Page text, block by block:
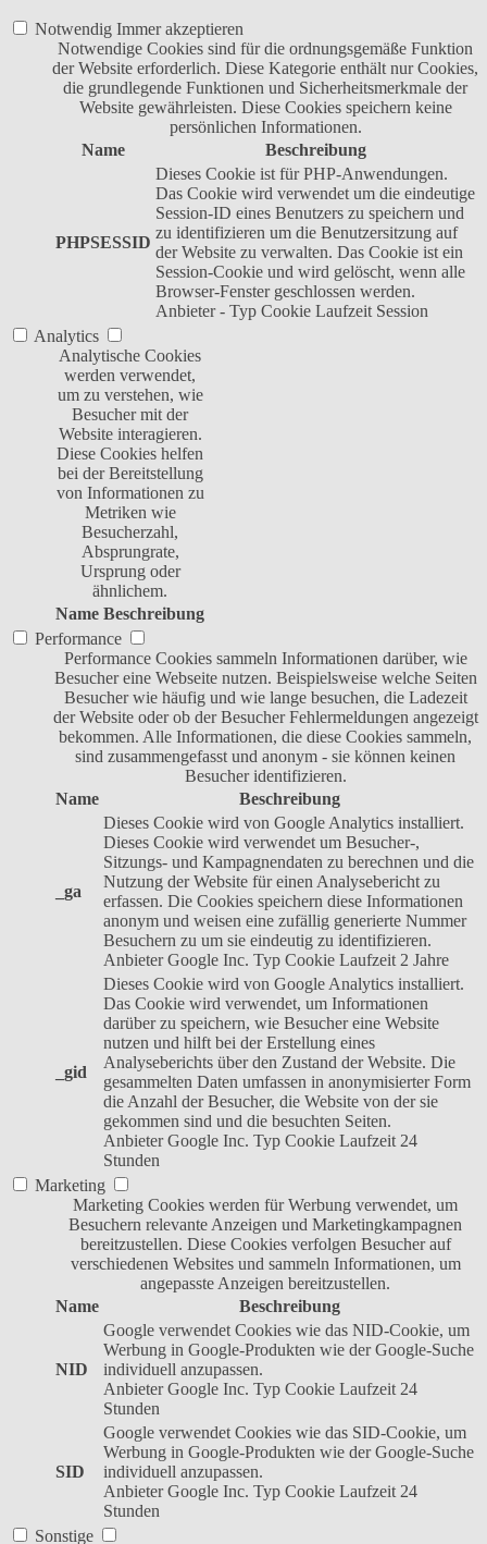
Notwendig Immer akzeptieren
Notwendige Cookies sind für die ordnungsgemäße Funktion
der Website erforderlich. Diese Kategorie enthält nur Cookies,
die grundlegende Funktionen und Sicherheitsmerkmale der
Website gewährleisten. Diese Cookies speichern keine
persönlichen Informationen.
Name
Beschreibung
PHPSESSID
Dieses Cookie ist für PHP-Anwendungen.
Das Cookie wird verwendet um die eindeutige
Session-ID eines Benutzers zu speichern und
zu identifizieren um die Benutzersitzung auf
der Website zu verwalten. Das Cookie ist ein
Session-Cookie und wird gelöscht, wenn alle
Browser-Fenster geschlossen werden.
Anbieter - Typ Cookie Laufzeit Session
Analytics
Analytische Cookies
werden verwendet,
um zu verstehen, wie
Besucher mit der
Website interagieren.
Diese Cookies helfen
bei der Bereitstellung
von Informationen zu
Metriken wie
Besucherzahl,
Absprungrate,
Ursprung oder
ähnlichem.
Name Beschreibung
Performance
Performance Cookies sammeln Informationen darüber, wie
Besucher eine Webseite nutzen. Beispielsweise welche Seiten
Besucher wie häufig und wie lange besuchen, die Ladezeit
der Website oder ob der Besucher Fehlermeldungen angezeigt
bekommen. Alle Informationen, die diese Cookies sammeln,
sind zusammengefasst und anonym - sie können keinen
Besucher identifizieren.
Name
Beschreibung
_ga
Dieses Cookie wird von Google Analytics installiert.
Dieses Cookie wird verwendet um Besucher-,
Sitzungs- und Kampagnendaten zu berechnen und die
Nutzung der Website für einen Analysebericht zu
erfassen. Die Cookies speichern diese Informationen
anonym und weisen eine zufällig generierte Nummer
Besuchern zu um sie eindeutig zu identifizieren.
Anbieter Google Inc. Typ Cookie Laufzeit 2 Jahre
_gid
Dieses Cookie wird von Google Analytics installiert.
Das Cookie wird verwendet, um Informationen
darüber zu speichern, wie Besucher eine Website
nutzen und hilft bei der Erstellung eines
Analyseberichts über den Zustand der Website. Die
gesammelten Daten umfassen in anonymisierter Form
die Anzahl der Besucher, die Website von der sie
gekommen sind und die besuchten Seiten.
Anbieter Google Inc. Typ Cookie Laufzeit 24
Stunden
Marketing
Marketing Cookies werden für Werbung verwendet, um
Besuchern relevante Anzeigen und Marketingkampagnen
bereitzustellen. Diese Cookies verfolgen Besucher auf
verschiedenen Websites und sammeln Informationen, um
angepasste Anzeigen bereitzustellen.
Name
Beschreibung
NID
Google verwendet Cookies wie das NID-Cookie, um
Werbung in Google-Produkten wie der Google-Suche
individuell anzupassen.
Anbieter Google Inc. Typ Cookie Laufzeit 24
Stunden
SID
Google verwendet Cookies wie das SID-Cookie, um
Werbung in Google-Produkten wie der Google-Suche
individuell anzupassen.
Anbieter Google Inc. Typ Cookie Laufzeit 24
Stunden
Sonstige